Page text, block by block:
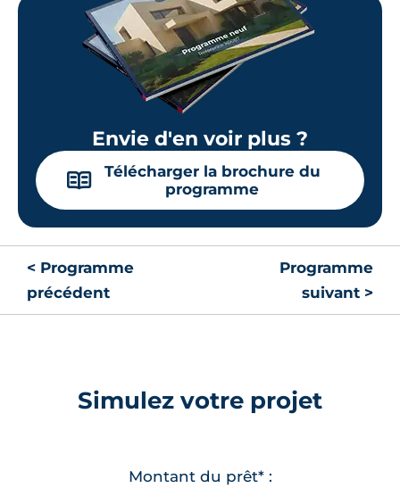
Envie d'en voir plus ?
📖
Télécharger la brochure du
programme
< Programme
précédent
Programme
suivant >
Simulez votre projet
Montant du prêt* :